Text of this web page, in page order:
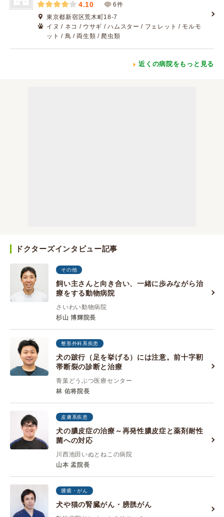
4.10
6件
東京都新宿区荒木町18-7
イヌ / ネコ / ウサギ / ハムスター / フェレット / モルモ
ット / 鳥 / 両生類 / 爬虫類
近くの病院をもっと見る
ドクターズインタビュー記事
その他
飼い主さんと向き合い、一緒に歩みながら治
療をする動物病院
さいわい動物病院
杉山 博輝院長
整形外科系疾患
犬の跛行（足を挙げる）には注意。前十字靭
帯断裂の診断と治療
青葉どうぶつ医療センター
林 佑将院長
皮膚系疾患
犬の膿皮症の治療～再発性膿皮症と薬剤耐性
菌への対応
川西池田いぬとねこの病院
山本 孟院長
腫瘍・がん
犬や猫の腎臓がん・膀胱がん